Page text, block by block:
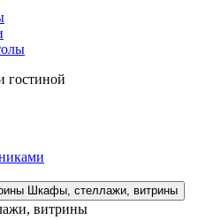
гостиной
Шкафы, стеллажи, витрины